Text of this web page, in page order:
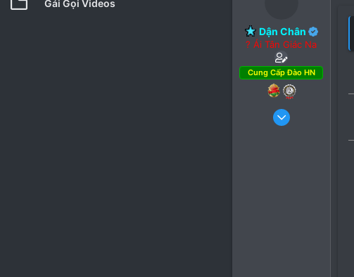
Gái Gọi Videos
Dận Chân
? Ái Tân Giác Na
Cung Cấp Đào HN